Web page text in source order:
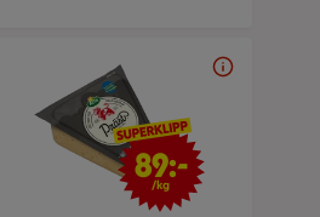
89 kr/kg
89:-
/kg